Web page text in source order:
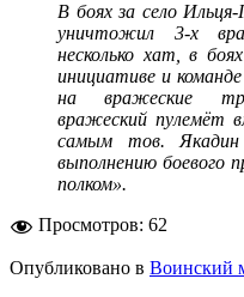
В боях за село
уничтожил 3-х
несколько хат, в
инициативе и
на вражеские
вражеский пулемёт
самым тов. Якадин
выполнению боевого
полком».
Просмотров: 62
Опубликовано в Воинский